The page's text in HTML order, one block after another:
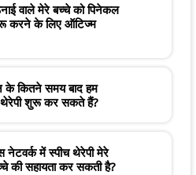
वाले मेरे बच्चे को पिनेकल
करने के लिए ऑटिज्म
कितने समय बाद हम
थेरेपी शुरू कर सकते हैं?
में स्पीच थेरेपी मेरे
की सहायता कर सकती है?